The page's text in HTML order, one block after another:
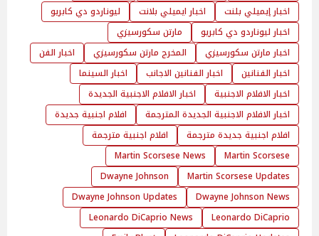
اخبار إيميلي بلنت
اخبار ايميلي بلانت
ليوناردو دي كابريو
اخبار ليوناردو دي كابريو
مارتن سكورسيزي
اخبار مارتن سكورسيزي
المخرج مارتن سكورسيزي
اخبار الفن
اخبار الفنانين
اخبار الفنانين الاجانب
اخبار السينما
اخبار الافلام الاجنبية
اخبار الافلام الاجنبية الجديدة
اخبار الافلام الاجنبية الجديدة المترجمة
افلام اجنبية جديدة
افلام اجنبية جديدة مترجمة
افلام اجنبية مترجمة
Martin Scorsese
Martin Scorsese News
Martin Scorsese Updates
Dwayne Johnson
Dwayne Johnson News
Dwayne Johnson Updates
Leonardo DiCaprio
Leonardo DiCaprio News